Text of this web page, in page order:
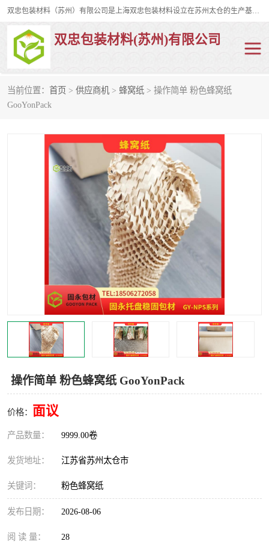
双忠包装材料（苏州）有限公司是上海双忠包装材料设立在苏州太仓的生产基地，占地约2万平米，产品主要有打孔缠绕膜，拉伸蜂窝纸，集装箱充气袋，滑托板，打包带，裹包网兜，防滑纸等箱体和托盘的运输和保护性包材。固永包材®，GooYon Pack®，是我们保护性包装材料的专属品牌。
双忠包装材料(苏州)有限公司
当前位置： 首页 > 供应商机 > 蜂窝纸 > 操作简单 粉色蜂窝纸
GooYonPack
操作简单 粉色蜂窝纸 GooYonPack
价格： 面议
产品数量： 9999.00卷
发货地址： 江苏省苏州太仓市
关键词： 粉色蜂窝纸
发布日期： 2026-08-06
阅 读 量： 28
打孔缠绕膜
裹包网兜 纤维打包带
充气袋
缠绕膜
托盘裹包网兜